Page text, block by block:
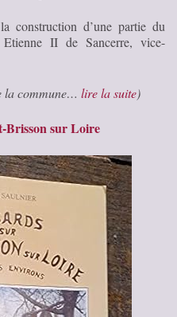
construction d’une partie du
II de Sancerre, vice-
la commune… lire la suite)
Brisson sur Loire